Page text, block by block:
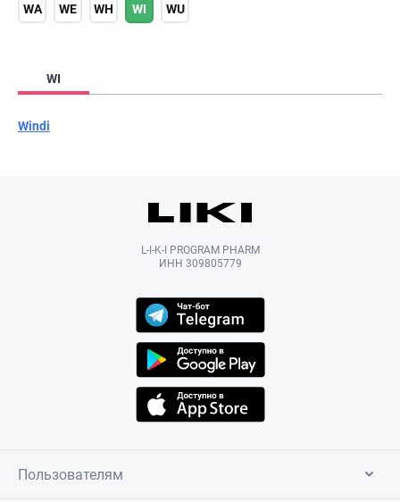
WA WE WH WI WU
WI
Windi
L-I-K-I PROGRAM PHARM
ИНН 309805779
Пользователям